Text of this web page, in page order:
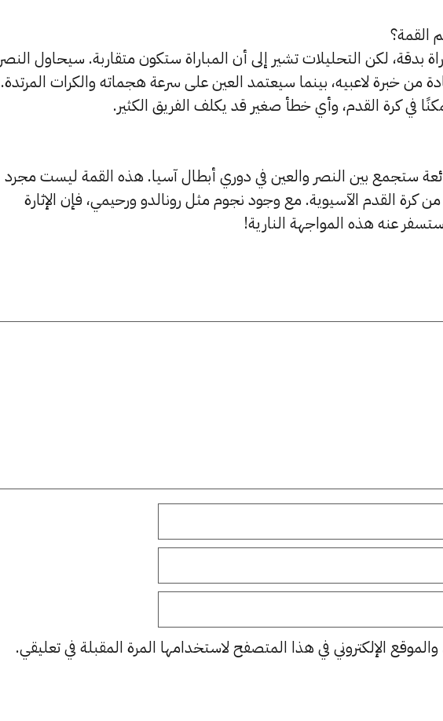
القمة؟
بدقة، لكن التحليلات تشير إلى أن المباراة ستكون متقاربة. سيحاول النصر
من خبرة لاعبيه، بينما سيعتمد العين على سرعة هجماته والكرات المرتدة.
في كرة القدم، وأي خطأ صغير قد يكلف الفريق الكثير.
ستجمع بين النصر والعين في دوري أبطال آسيا. هذه القمة ليست مجرد
القدم الآسيوية. مع وجود نجوم مثل رونالدو ورحيمي، فإن الإثارة
عنه هذه المواجهة النارية!
الإلكتروني في هذا المتصفح لاستخدامها المرة المقبلة في تعليقي.